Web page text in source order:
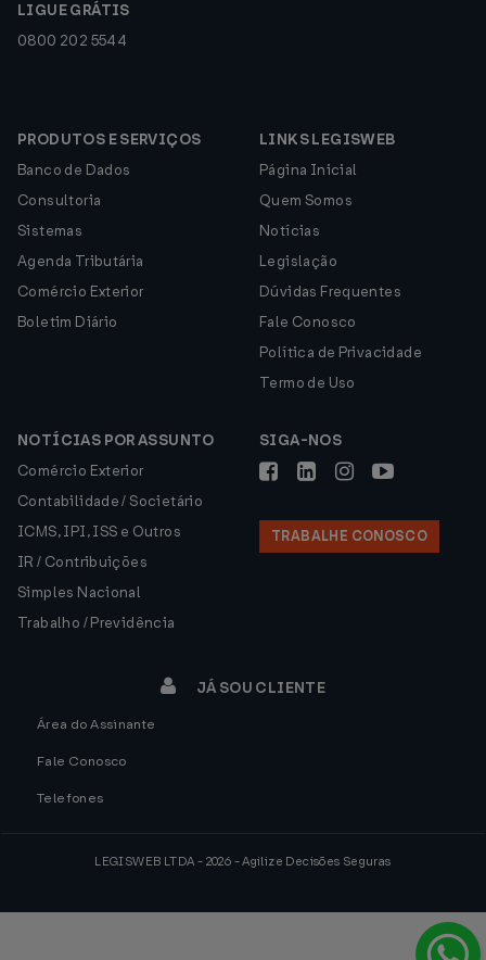
LIGUE GRÁTIS
0800 202 5544
PRODUTOS E SERVIÇOS
Banco de Dados
Consultoria
Sistemas
Agenda Tributária
Comércio Exterior
Boletim Diário
LINKS LEGISWEB
Página Inicial
Quem Somos
Notícias
Legislação
Dúvidas Frequentes
Fale Conosco
Política de Privacidade
Termo de Uso
NOTÍCIAS POR ASSUNTO
Comércio Exterior
Contabilidade / Societário
ICMS, IPI, ISS e Outros
IR / Contribuições
Simples Nacional
Trabalho / Previdência
SIGA-NOS
TRABALHE CONOSCO
JÁ SOU CLIENTE
Área do Assinante
Fale Conosco
Telefones
LEGISWEB LTDA - 2026 - Agilize Decisões Seguras